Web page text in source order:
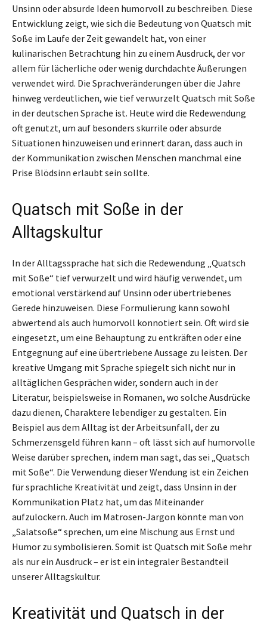
Unsinn oder absurde Ideen humorvoll zu beschreiben. Diese
Entwicklung zeigt, wie sich die Bedeutung von Quatsch mit
Soße im Laufe der Zeit gewandelt hat, von einer
kulinarischen Betrachtung hin zu einem Ausdruck, der vor
allem für lächerliche oder wenig durchdachte Äußerungen
verwendet wird. Die Sprachveränderungen über die Jahre
hinweg verdeutlichen, wie tief verwurzelt Quatsch mit Soße
in der deutschen Sprache ist. Heute wird die Redewendung
oft genutzt, um auf besonders skurrile oder absurde
Situationen hinzuweisen und erinnert daran, dass auch in
der Kommunikation zwischen Menschen manchmal eine
Prise Blödsinn erlaubt sein sollte.
Quatsch mit Soße in der
Alltagskultur
In der Alltagssprache hat sich die Redewendung „Quatsch
mit Soße“ tief verwurzelt und wird häufig verwendet, um
emotional verstärkend auf Unsinn oder übertriebenes
Gerede hinzuweisen. Diese Formulierung kann sowohl
abwertend als auch humorvoll konnotiert sein. Oft wird sie
eingesetzt, um eine Behauptung zu entkräften oder eine
Entgegnung auf eine übertriebene Aussage zu leisten. Der
kreative Umgang mit Sprache spiegelt sich nicht nur in
alltäglichen Gesprächen wider, sondern auch in der
Literatur, beispielsweise in Romanen, wo solche Ausdrücke
dazu dienen, Charaktere lebendiger zu gestalten. Ein
Beispiel aus dem Alltag ist der Arbeitsunfall, der zu
Schmerzensgeld führen kann – oft lässt sich auf humorvolle
Weise darüber sprechen, indem man sagt, das sei „Quatsch
mit Soße“. Die Verwendung dieser Wendung ist ein Zeichen
für sprachliche Kreativität und zeigt, dass Unsinn in der
Kommunikation Platz hat, um das Miteinander
aufzulockern. Auch im Matrosen-Jargon könnte man von
„Salatsoße“ sprechen, um eine Mischung aus Ernst und
Humor zu symbolisieren. Somit ist Quatsch mit Soße mehr
als nur ein Ausdruck – er ist ein integraler Bestandteil
unserer Alltagskultur.
Kreativität und Quatsch in der